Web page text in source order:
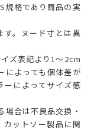
規格であり商品の実
。ヌード寸とは異
ズ表記より1～2cm
によっても個体差が
ーによってサイズ感
合は不良品交換・
ットソー製品に関